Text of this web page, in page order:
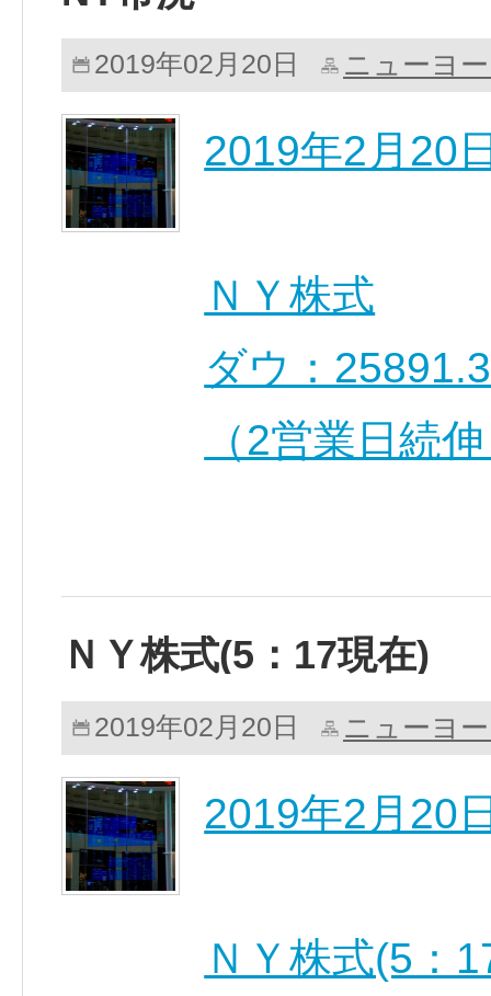
2019年02月20日 ニューヨ
2019年2月20
ＮＹ株式
ダウ：
（2営業日
ＮＹ株式(5：17現在)
2019年02月20日 ニューヨ
2019年2月20
ＮＹ株式(5：